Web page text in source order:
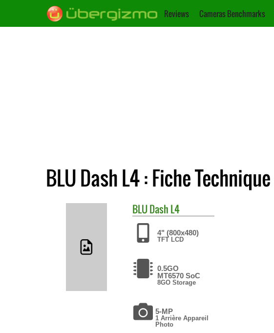
Reviews Cameras Benchmarks
BLU Dash L4 : Fiche Technique
BLUDash L4
4" (800x480)
TFT LCD
0.5GO
MT6570 SoC
8GO Storage
5-MP
1 Arrière Appareil
Photo